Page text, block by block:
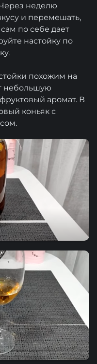
Через неделю
и перемешать,
по себе дает
настойку по
похожим на
небольшую
аромат. В
коньяк с